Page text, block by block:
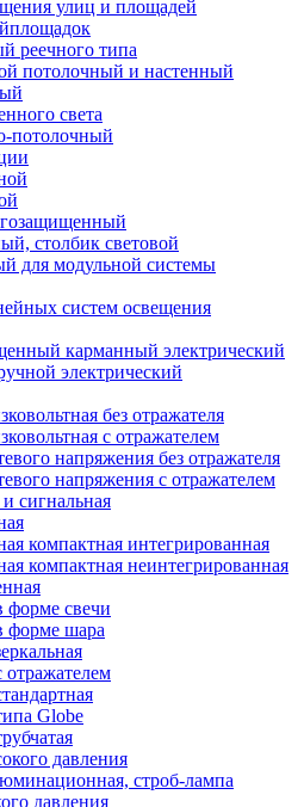
улиц и площадей
реечного типа
потолочный и настенный
света
потолочный
столбик световой
для модульной системы
систем освещения
карманный электрический
электрический
без отражателя
с отражателем
напряжения без отражателя
напряжения с отражателем
сигнальная
компактная интегрированная
компактная неинтегрированная
форме свечи
форме шара
Globe
давления
строб-лампа
давления